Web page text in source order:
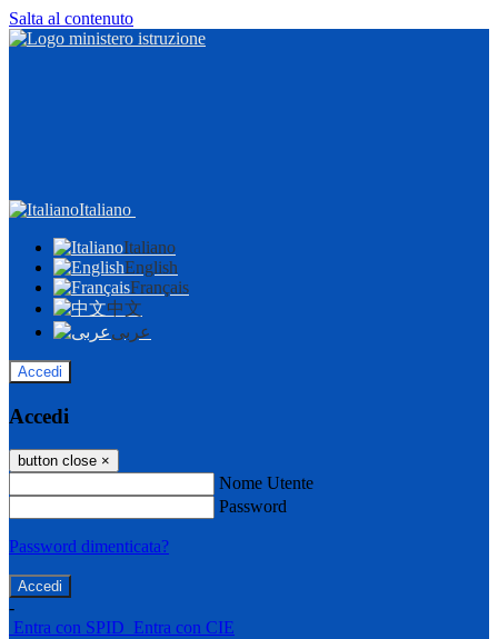
Salta al contenuto
Italiano
Italiano
English
Français
中文
عربى
Accedi
Accedi
button close ×
Nome Utente
Password
Password dimenticata?
-
Entra con SPID Entra con CIE